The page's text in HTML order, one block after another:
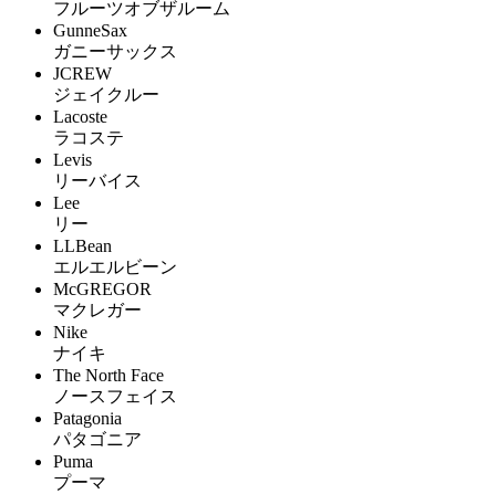
フルーツオブザルーム
GunneSax
ガニーサックス
JCREW
ジェイクルー
Lacoste
ラコステ
Levis
リーバイス
Lee
リー
LLBean
エルエルビーン
McGREGOR
マクレガー
Nike
ナイキ
The North Face
ノースフェイス
Patagonia
パタゴニア
Puma
プーマ